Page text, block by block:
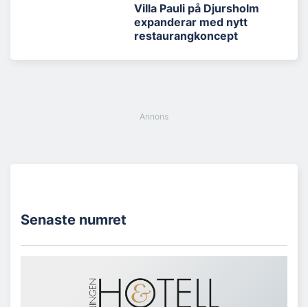
Villa Pauli på Djursholm
expanderar med nytt
restaurangkoncept
Senaste numret